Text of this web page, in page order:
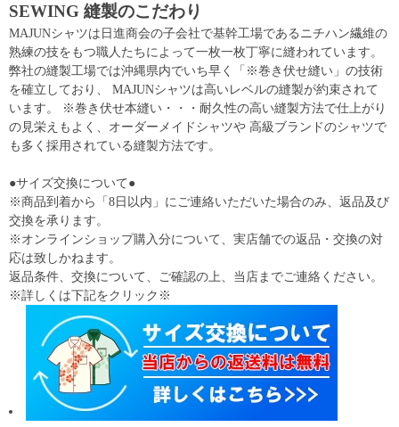
SEWING 縫製のこだわり
MAJUNシャツは日進商会の子会社で基幹工場であるニチハン繊維の
熟練の技をもつ職人たちによって一枚一枚丁寧に縫われています。
弊社の縫製工場では沖縄県内でいち早く「※巻き伏せ縫い」の技術
を確立しており、 MAJUNシャツは高いレベルの縫製が約束されて
います。 ※巻き伏せ本縫い・・・耐久性の高い縫製方法で仕上がり
の見栄えもよく、オーダーメイドシャツや 高級ブランドのシャツで
も多く採用されている縫製方法です。
●サイズ交換について●
※商品到着から「8日以内」にご連絡いただいた場合のみ、返品及び
交換を承ります。
※オンラインショップ購入分について、実店舗での返品・交換の対
応は致しかねます。
返品条件、交換について、ご確認の上、当店までご連絡ください。
※詳しくは下記をクリック※